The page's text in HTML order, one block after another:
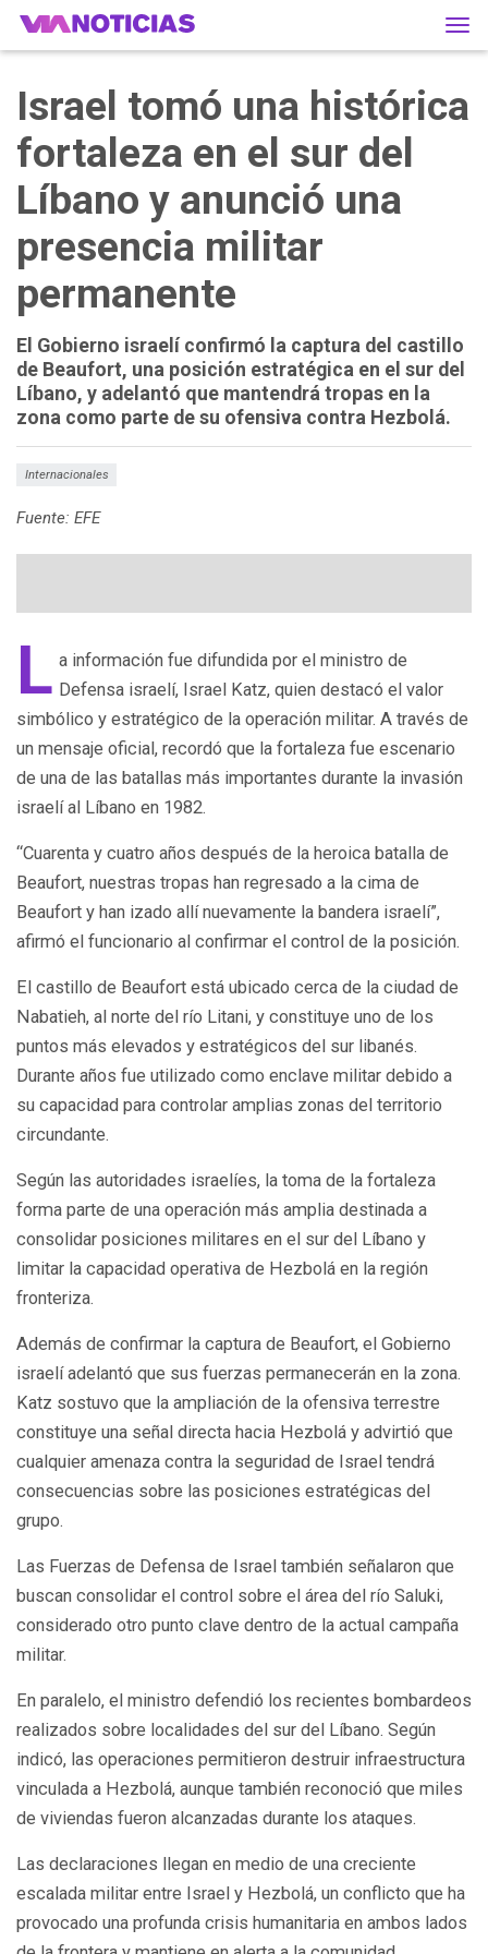
Israel tomó una histórica
fortaleza en el sur del
Líbano y anunció una
presencia militar
permanente
El Gobierno israelí confirmó la captura del castillo
de Beaufort, una posición estratégica en el sur del
Líbano, y adelantó que mantendrá tropas en la
zona como parte de su ofensiva contra Hezbolá.
Internacionales
Fuente: EFE
L a información fue difundida por el ministro de
Defensa israelí, Israel Katz, quien destacó el valor
simbólico y estratégico de la operación militar. A través de
un mensaje oficial, recordó que la fortaleza fue escenario
de una de las batallas más importantes durante la invasión
israelí al Líbano en 1982.
“Cuarenta y cuatro años después de la heroica batalla de
Beaufort, nuestras tropas han regresado a la cima de
Beaufort y han izado allí nuevamente la bandera israelí”,
afirmó el funcionario al confirmar el control de la posición.
El castillo de Beaufort está ubicado cerca de la ciudad de
Nabatieh, al norte del río Litani, y constituye uno de los
puntos más elevados y estratégicos del sur libanés.
Durante años fue utilizado como enclave militar debido a
su capacidad para controlar amplias zonas del territorio
circundante.
Según las autoridades israelíes, la toma de la fortaleza
forma parte de una operación más amplia destinada a
consolidar posiciones militares en el sur del Líbano y
limitar la capacidad operativa de Hezbolá en la región
fronteriza.
Además de confirmar la captura de Beaufort, el Gobierno
israelí adelantó que sus fuerzas permanecerán en la zona.
Katz sostuvo que la ampliación de la ofensiva terrestre
constituye una señal directa hacia Hezbolá y advirtió que
cualquier amenaza contra la seguridad de Israel tendrá
consecuencias sobre las posiciones estratégicas del
grupo.
Las Fuerzas de Defensa de Israel también señalaron que
buscan consolidar el control sobre el área del río Saluki,
considerado otro punto clave dentro de la actual campaña
militar.
En paralelo, el ministro defendió los recientes bombardeos
realizados sobre localidades del sur del Líbano. Según
indicó, las operaciones permitieron destruir infraestructura
vinculada a Hezbolá, aunque también reconoció que miles
de viviendas fueron alcanzadas durante los ataques.
Las declaraciones llegan en medio de una creciente
escalada militar entre Israel y Hezbolá, un conflicto que ha
provocado una profunda crisis humanitaria en ambos lados